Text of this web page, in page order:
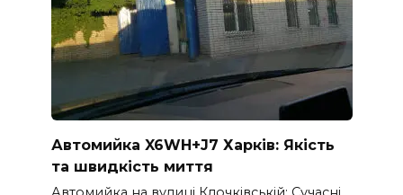
Автомийка X6WH+J7 Харків: Якість
та швидкість миття